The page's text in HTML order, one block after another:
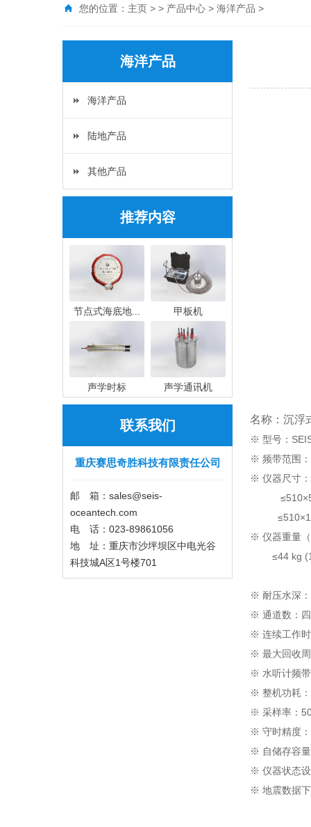
您的位置： 主页 > > 产品中心 > 海洋产品 >
海洋产品
海洋产品
陆地产品
其他产品
推荐内容
节点式海底地... 甲板机
声学时标 声学通讯机
联系我们
重庆赛思奇胜科技有限责任公司
邮 箱：sales@seis-
oceantech.com
电 话：023-89861056
地 址：重庆市沙坪坝区中电光谷
科技城A区1号楼701
名称：沉浮
※ 型号：
※ 频带范围
※ 仪器尺寸
※ 仪器重量
≤44 kg
※ 耐压水深
※ 通道数：
※ 连续工作
※ 最大回收
※ 水听计频
※ 整机功耗
※ 采样率：
※ 守时精度
※ 自储存容
※ 仪器状态
※ 地震数据